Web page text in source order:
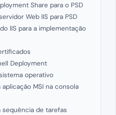
Share para o PSD
Web IIS para PSD
IIS para a implementação
Deployment
operativo
MSI na consola
sequência de tarefas